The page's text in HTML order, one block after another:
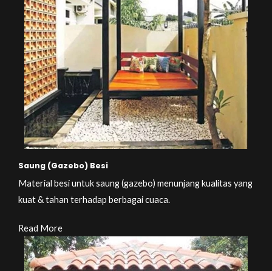
Saung (Gazebo) Besi
Material besi untuk saung (gazebo) menunjang kualitas yang
kuat & tahan terhadap berbagai cuaca.
Read More